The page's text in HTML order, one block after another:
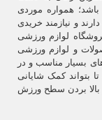
همواره موردی
و نیازمند خریدی
لوازم ورزشی
و لوازم ورزشی
بسیار مناسب و در
بتواند کمک شایانی
بردن سطح ورزش